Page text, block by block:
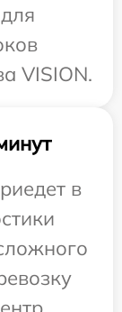
VISION.
в